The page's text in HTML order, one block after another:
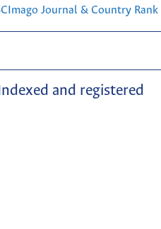
and registered